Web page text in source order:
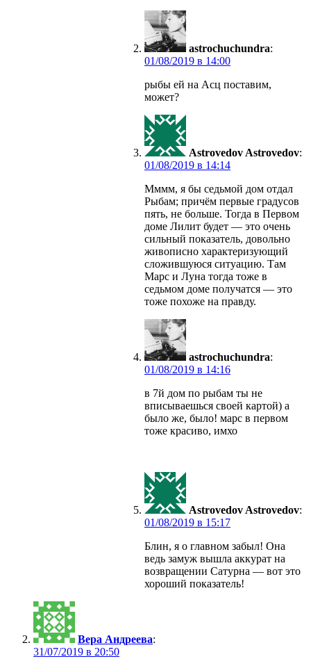
astrochuchundra:
в
рыбы ей на Асц поставим,
может?
Astrovedov Astrovedov:
в
Мммм, я бы седьмой дом отдал
Рыбам; причём первые градусов
пять, не больше. Тогда в Первом
доме Лилит будет — это очень
сильный показатель, довольно
живописно характеризующий
сложившуюся ситуацию. Там
Марс и Луна тогда тоже в
седьмом доме получатся — это
тоже похоже на правду.
astrochuchundra:
в
в 7й дом по рыбам ты не
вписываешься своей картой) а
было же, было! марс в первом
тоже красиво, имхо
Astrovedov Astrovedov:
в
Блин, я о главном забыл! Она
ведь замуж вышла аккурат на
возвращении Сатурна — вот это
хороший показатель!
Вера Андреева:
в